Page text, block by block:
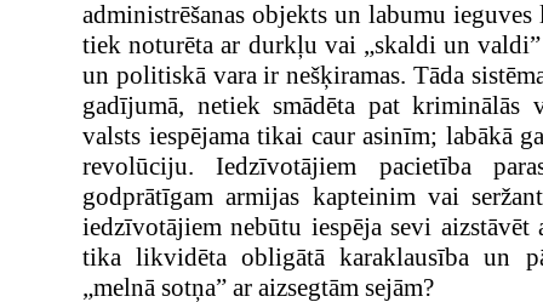
administrēšanas objekts un labumu
tiek noturēta ar durkļu vai „skaldi un
un politiskā vara ir nešķiramas. Tāda
gadījumā, netiek smādēta pat kriminālās
valsts iespējama tikai caur asinīm; labākā
revolūciju. Iedzīvotājiem pacietība
godprātīgam armijas kapteinim vai
iedzīvotājiem nebūtu iespēja sevi
tika likvidēta obligātā karaklausība un
„melnā sotņa” ar aizsegtām sejām?